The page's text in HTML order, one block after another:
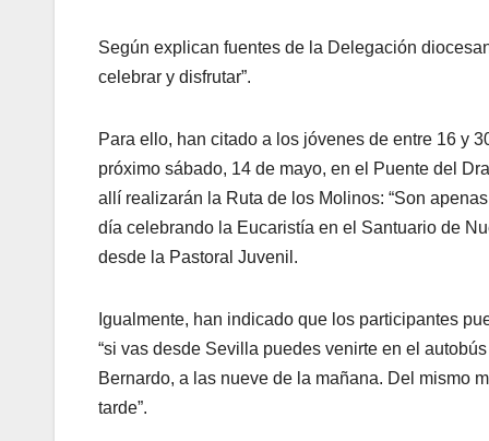
Según explican fuentes de la Delegación
celebrar y disfrutar”.
Para ello, han citado a los jóvenes de entre 16 y
próximo sábado, 14 de mayo, en el Puente del
allí realizarán la Ruta de los Molinos: “Son
día celebrando la Eucaristía en el Santuario de
desde la Pastoral Juvenil.
Igualmente, han indicado que los participantes
“si vas desde Sevilla puedes venirte en el
Bernardo, a las nueve de la mañana. Del mismo
tarde”.